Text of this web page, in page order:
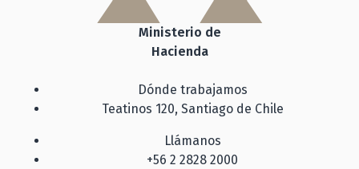
Ministerio de
Hacienda
Dónde trabajamos
Teatinos 120, Santiago de Chile
Llámanos
+56 2 2828 2000